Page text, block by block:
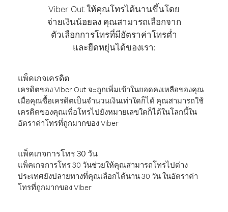
Viber Out ให้คุณโทรได้นานขึ้นโดย
จ่ายเงินน้อยลง คุณสามารถเลือกจาก
ตัวเลือกการโทรที่มีอัตราค่าโทรต่ำ
และยืดหยุ่นได้ของเรา:
แพ็คเกจเครดิต
เครดิตของ Viber Out จะถูกเพิ่มเข้าในยอดคงเหลือของคุณ
เมื่อคุณซื้อเครดิตเป็นจำนวนเงินเท่าใดก็ได้ คุณสามารถใช้
เครดิตของคุณเพื่อโทรไปยังหมายเลขใดก็ได้ในโลกนี้ใน
อัตราค่าโทรที่ถูกมากของ Viber
แพ็คเกจการโทร 30 วัน
แพ็คเกจการโทร 30 วันช่วยให้คุณสามารถโทรไปต่าง
ประเทศยังปลายทางที่คุณเลือกได้นาน 30 วัน ในอัตราค่า
โทรที่ถูกมากของ Viber